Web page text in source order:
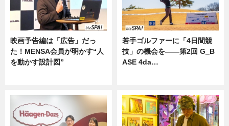
映画予告編は「広告」だっ
た！MENSA会員が明かす“人
を動かす設計図”
若手ゴルファーに「4日間競
技」の機会を——第2回 G_B
ASE 4da…